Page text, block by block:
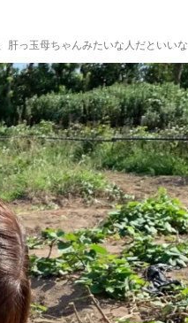
肝っ玉母ちゃんみたいな人だといいな